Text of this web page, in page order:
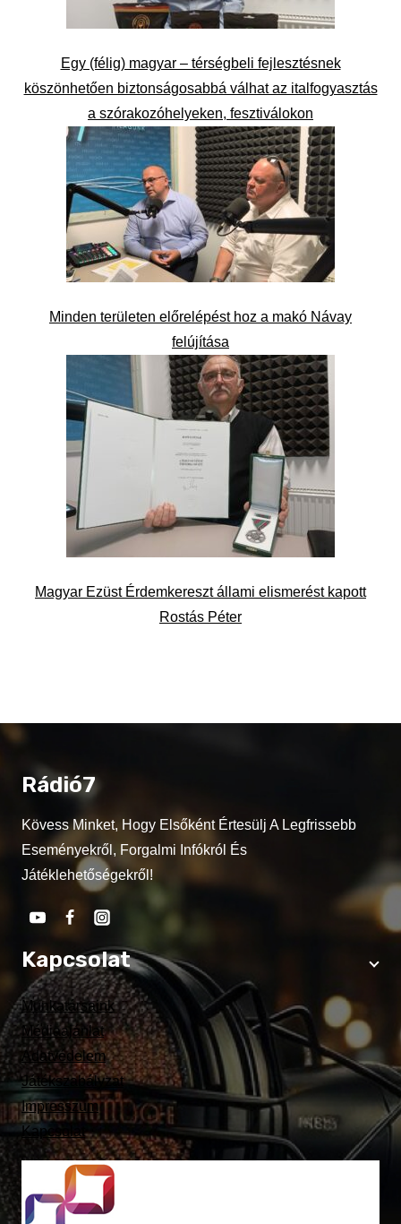
Egy (félig) magyar – térségbeli fejlesztésnek
köszönhetően biztonságosabbá válhat az italfogyasztás
a szórakozóhelyeken, fesztiválokon
Minden területen előrelépést hoz a makó Návay
felújítása
Magyar Ezüst Érdemkereszt állami elismerést kapott
Rostás Péter
Rádió7
Kövess Minket, Hogy Elsőként Értesülj A Legfrissebb
Eseményekről, Forgalmi Infókról És
Játéklehetőségekről!
Kapcsolat
Munkatársaink
Médiaajánlat
Adatvédelem
Játékszabályzat
Impresszum
Kapcsolat